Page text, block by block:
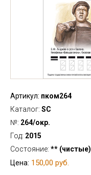
Артикул: пком264
Каталог: SC
№: 264/окр.
Год: 2015
Состояние: ** (чистые)
Цена: 150,00 руб.